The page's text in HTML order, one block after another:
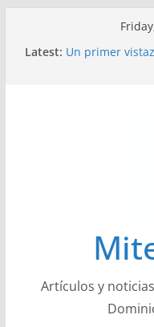
Latest: Un primer
Z Fold8 y
Conferencistas
redefinen el
Segunda
impulsa el
Alerta sobre
que afecta a
Artículos y